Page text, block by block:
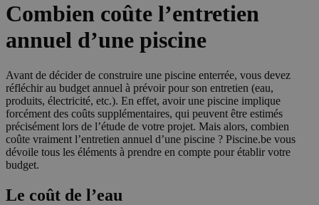
Combien coûte l’entretien
annuel d’une piscine
Avant de décider de construire une piscine enterrée, vous devez
réfléchir au budget annuel à prévoir pour son entretien (eau,
produits, électricité, etc.). En effet, avoir une piscine implique
forcément des coûts supplémentaires, qui peuvent être estimés
précisément lors de l’étude de votre projet. Mais alors, combien
coûte vraiment l’entretien annuel d’une piscine ? Piscine.be vous
dévoile tous les éléments à prendre en compte pour établir votre
budget.
Le coût de l’eau